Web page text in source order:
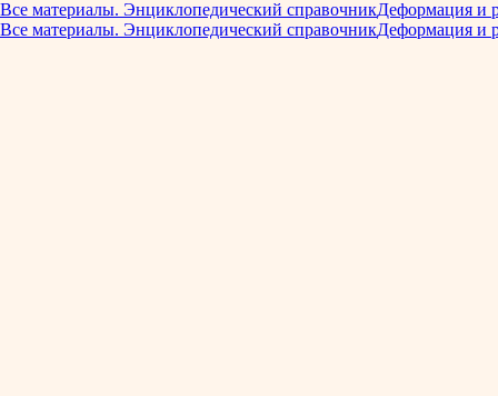
Все материалы. Энциклопедический справочникДеформация и
Все материалы. Энциклопедический справочникДеформация и